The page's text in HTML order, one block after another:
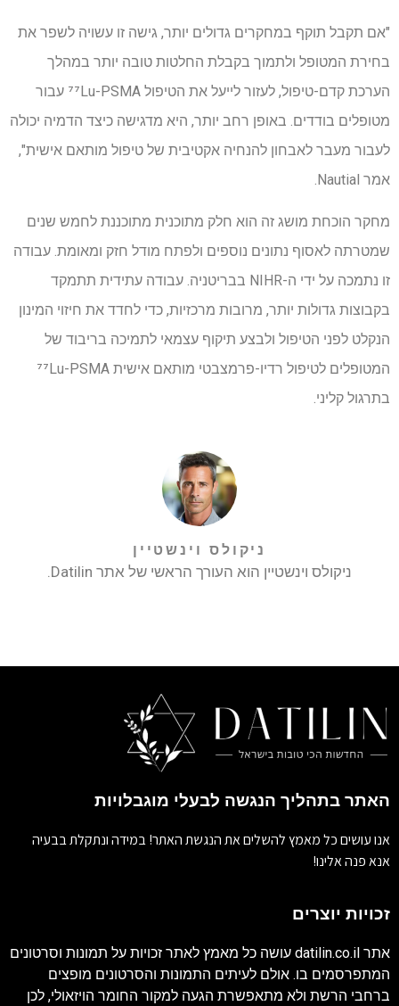
"אם תקבל תוקף במחקרים גדולים יותר, גישה זו עשויה לשפר את
בחירת המטופל ולתמוך בקבלת החלטות טובה יותר במהלך
הערכת קדם-טיפול, לעזור לייעל את הטיפול ⁷⁷Lu-PSMA עבור
מטופלים בודדים. באופן רחב יותר, היא מדגישה כיצד הדמיה יכולה
לעבור מעבר לאבחון להנחיה אקטיבית של טיפול מותאם אישית",
אמר Nautial.
מחקר הוכחת מושג זה הוא חלק מתוכנית מתוכננת לחמש שנים
שמטרתה לאסוף נתונים נוספים ולפתח מודל חזק ומאומת. עבודה
זו נתמכה על ידי ה-NIHR בבריטניה. עבודה עתידית תתמקד
בקבוצות גדולות יותר, מרובות מרכזיות, כדי לחדד את חיזוי המינון
הנקלט לפני הטיפול ולבצע תיקוף עצמאי לתמיכה בריבוד של
המטופלים לטיפול רדיו-פרמצבטי מותאם אישית ⁷⁷Lu-PSMA
בתרגול קליני.
ניקולס וינשטיין
ניקולס וינשטיין הוא העורך הראשי של אתר Datilin.
האתר בתהליך הנגשה לבעלי מוגבלויות
אנו עושים כל מאמץ להשלים את הנגשת האתר! במידה ונתקלת בבעיה
אנא פנה אלינו!
זכויות יוצרים
אתר datilin.co.il עושה כל מאמץ לאתר זכויות על תמונות וסרטונים
המתפרסמים בו. אולם לעיתים התמונות והסרטונים מופצים
ברחבי הרשת ולא מתאפשרת הגעה למקור החומר הויזאולי, לכן